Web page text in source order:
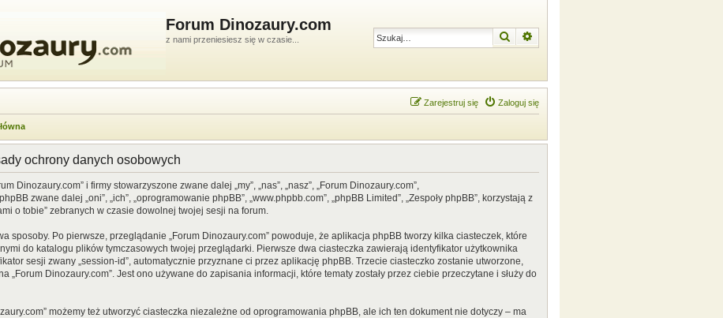
Forum Dinozaury.com
z nami przeniesiesz się w czasie... Szukaj
Zaloguj się
Zarejestruj się
ochrony danych osobowych
Dinozaury.com” i firmy stowarzyszone zwane dalej „my”, „nas”, „nasz”, „Forum Dinozaury.com”,
zwane dalej „oni”, „ich”, „oprogramowanie phpBB”, „www.phpbb.com”, „phpBB Limited”, „Zespoły phpBB”, korzystają z
o tobie” zebranych w czasie dowolnej twojej sesji na forum.
sposoby. Po pierwsze, przeglądanie „Forum Dinozaury.com” powoduje, że aplikacja phpBB tworzy kilka ciasteczek, które
do katalogu plików tymczasowych twojej przeglądarki. Pierwsze dwa ciasteczka zawierają identyfikator użytkownika
sesji zwany „session-id”, automatycznie przyznane ci przez aplikację phpBB. Trzecie ciasteczko zostanie utworzone,
„Forum Dinozaury.com”. Jest ono używane do zapisania informacji, które tematy zostały przez ciebie przeczytane i służy do
możemy też utworzyć ciasteczka niezależne od oprogramowania phpBB, ale ich ten dokument nie dotyczy – ma